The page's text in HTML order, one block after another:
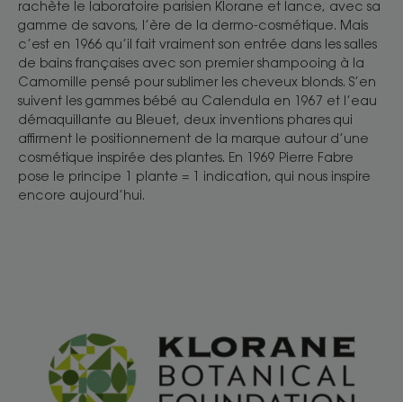
rachète le laboratoire parisien Klorane et lance, avec sa
gamme de savons, l’ère de la dermo-cosmétique. Mais
c’est en 1966 qu’il fait vraiment son entrée dans les salles
de bains françaises avec son premier shampooing à la
Camomille pensé pour sublimer les cheveux blonds. S’en
suivent les gammes bébé au Calendula en 1967 et l’eau
démaquillante au Bleuet, deux inventions phares qui
affirment le positionnement de la marque autour d’une
cosmétique inspirée des plantes. En 1969 Pierre Fabre
pose le principe 1 plante = 1 indication, qui nous inspire
encore aujourd’hui.